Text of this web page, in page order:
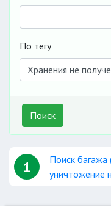
По тегу
Поиск
1
Поиск багажа
уничтожение